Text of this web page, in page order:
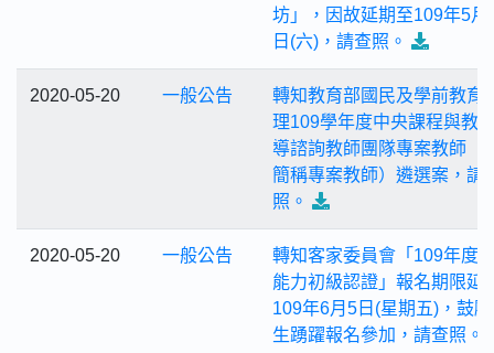
坊」，因故延期至109年5月
日(六)，請查照。
2020-05-20 一般公告
轉知教育部國民及學前教育
理109學年度中央課程與教
導諮詢教師團隊專案教師（
簡稱專案教師）遴選案，請
照。
2020-05-20 一般公告
轉知客家委員會「109年度
能力初級認證」報名期限延
109年6月5日(星期五)，鼓
生踴躍報名參加，請查照。